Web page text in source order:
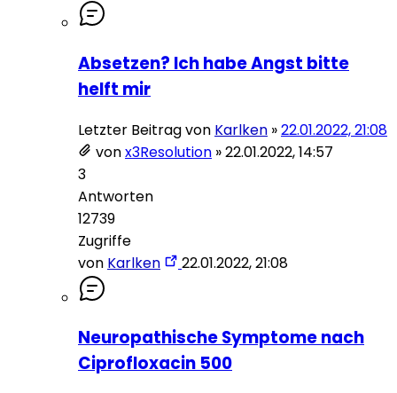
Absetzen? Ich habe Angst bitte
helft mir
Letzter Beitrag von Karlken »22.01.2022, 21:08
vonx3Resolution »22.01.2022, 14:57
3
Antworten
12739
Zugriffe
von Karlken 22.01.2022, 21:08
Neuropathische Symptome nach
Ciprofloxacin 500